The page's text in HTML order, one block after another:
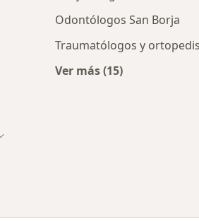
Odontólogos San Borja
Traumatólogos y
Ver más (15)
de ciudad